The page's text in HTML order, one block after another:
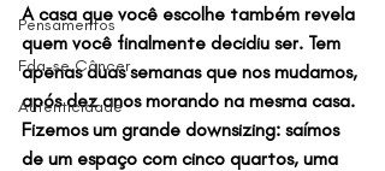
Pensamentos
Fda-se Câncer
Autenticidade
A casa que você escolhe também revela
quem você finalmente decidiu ser. Tem
apenas duas semanas que nos mudamos,
após dez anos morando na mesma casa.
Fizemos um grande downsizing: saímos
de um espaço com cinco quartos, uma